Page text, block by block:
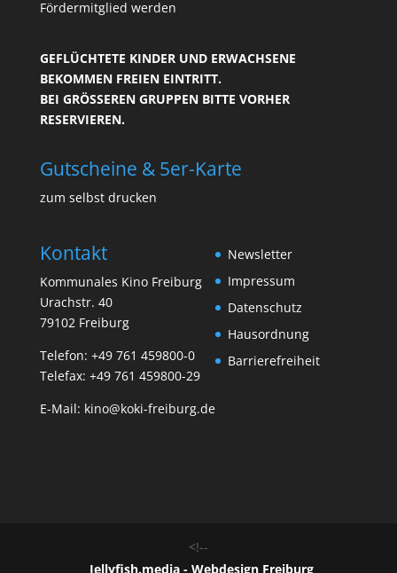
Fördermitglied werden
GEFLÜCHTETE KINDER UND ERWACHSENE
BEKOMMEN FREIEN EINTRITT.
BEI GRÖSSEREN GRUPPEN BITTE VORHER R
ESERVIEREN.
Gutscheine & 5er-Karte
zum selbst drucken
Kontakt
Kommunales Kino Freiburg
Urachstr. 40
79102 Freiburg
Telefon: +49 761 459800-0
Telefax: +49 761 459800-29
E-Mail: kino@koki-freiburg.de
Newsletter
Impressum
Datenschutz
Hausordnung
Barrierefreiheit
<!--
Jellyfish.media - Webdesign Freiburg